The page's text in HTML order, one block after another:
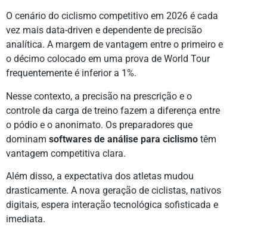
O cenário do ciclismo competitivo em 2026 é cada
vez mais data-driven e dependente de precisão
analítica. A margem de vantagem entre o primeiro e
o décimo colocado em uma prova de World Tour
frequentemente é inferior a 1%.
Nesse contexto, a precisão na prescrição e o
controle da carga de treino fazem a diferença entre
o pódio e o anonimato. Os preparadores que
dominam softwares de análise para ciclismo têm
vantagem competitiva clara.
Além disso, a expectativa dos atletas mudou
drasticamente. A nova geração de ciclistas, nativos
digitais, espera interação tecnológica sofisticada e
imediata.